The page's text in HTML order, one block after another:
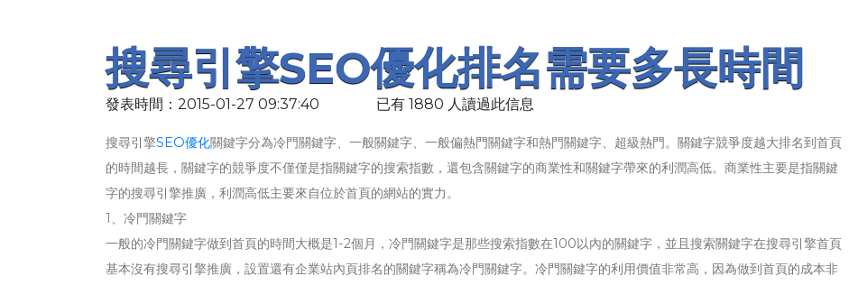
搜尋引擎SEO優化排名需要多長時間
發表時間：2015-01-27 09:37:40 已有 1880 人讀過此信息
搜尋引擎SEO優化關鍵字分為冷門關鍵字、一般關鍵字、一般偏熱門關鍵字和熱門關鍵字、超級熱門。關鍵字競爭度越大排名到首頁
的時間越長，關鍵字的競爭度不僅僅是指關鍵字的搜索指數，還包含關鍵字的商業性和關鍵字帶來的利潤高低。商業性主要是指關鍵
字的搜尋引擎推廣，利潤高低主要來自位於首頁的網站的實力。
1、冷門關鍵字
一般的冷門關鍵字做到首頁的時間大概是1-2個月，冷門關鍵字是那些搜索指數在100以內的關鍵字，並且搜索關鍵字在搜尋引擎首頁
基本沒有搜尋引擎推廣，設置還有企業站內頁排名的關鍵字稱為冷門關鍵字。冷門關鍵字的利用價值非常高，因為做到首頁的成本非